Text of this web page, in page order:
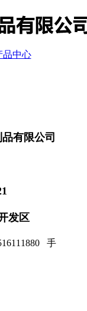
品中心
有限公司
发区
手